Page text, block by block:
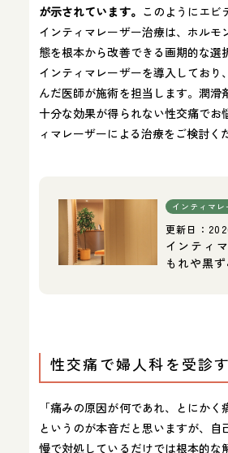
が示されています。 このようにエビ
インティマレーザー治療は、ホルモ
態を根本から改善できる画期的な選
インティマレーザーを導入しており
んだ医師が施術を担当します。潤滑
十分な効果が得られない性交痛でお
ィマレーザーによる治療をご検討く
インティマレ
更新日：
インティ
もれや黒
性交痛で婦人科を受診
「痛みの原因が何であれ、とにかく
というのが本音だと思いますが、自
慢で対処しているだけでは根本的な